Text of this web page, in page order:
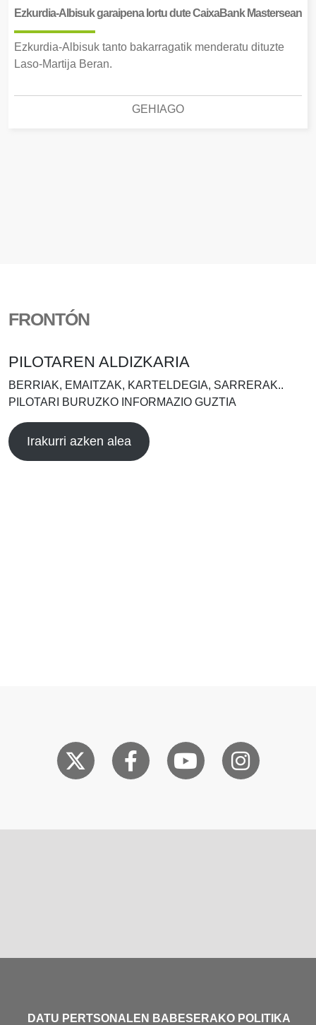
Ezkurdia-Albisuk garaipena lortu dute CaixaBank Mastersean
Ezkurdia-Albisuk tanto bakarragatik menderatu dituzte
Laso-Martija Beran.
GEHIAGO
FRONTÓN
PILOTAREN ALDIZKARIA
BERRIAK, EMAITZAK, KARTELDEGIA, SARRERAK..
PILOTARI BURUZKO INFORMAZIO GUZTIA
Irakurri azken alea
DATU PERTSONALEN BABESERAKO POLITIKA